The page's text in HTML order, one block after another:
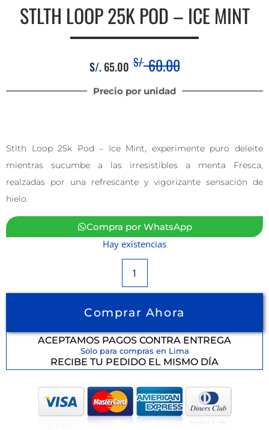
STLTH LOOP 25K POD – ICE MINT
S/.65.00 S/.60.00
Precio por unidad
Stlth Loop 25k Pod – Ice Mint, experimente puro deleite
mientras sucumbe a las irresistibles a menta Fresca,
realzadas por una refrescante y vigorizante sensación de
hielo.
Compra por WhatsApp
Hay existencias
Comprar Ahora
ACEPTAMOS PAGOS CONTRA ENTREGA
Solo para compras en Lima
RECIBE TU PEDIDO EL MISMO DÍA